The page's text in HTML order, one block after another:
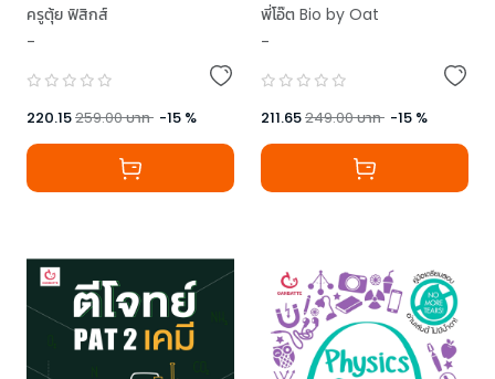
ครูตุ้ย ฟิสิกส์
-
220.15259.00บาท -15 %
พี่โอ๊ต Bio by Oat
-
211.65249.00บาท -15 %